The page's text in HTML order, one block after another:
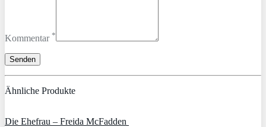
Kommentar *
Ähnliche Produkte
Die Ehefrau – Freida McFadden